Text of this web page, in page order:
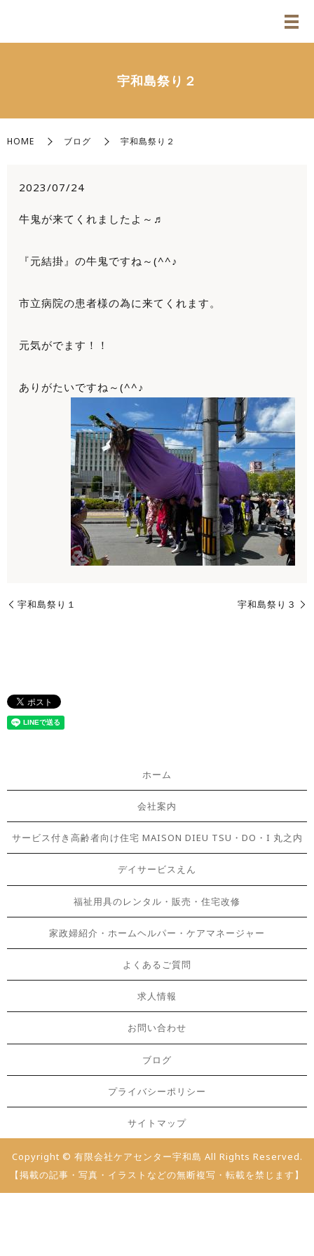
宇和島祭り２
HOME ブログ 宇和島祭り２
2023/07/24
牛鬼が来てくれましたよ～♬
『元結掛』の牛鬼ですね～(^^♪
市立病院の患者様の為に来てくれます。
元気がでます！！
ありがたいですね～(^^♪
宇和島祭り１ 宇和島祭り３
ホーム
会社案内
サービス付き高齢者向け住宅 MAISON DIEU TSU・DO・I 丸之内
デイサービスえん
福祉用具のレンタル・販売・住宅改修
家政婦紹介・ホームヘルパー・ケアマネージャー
よくあるご質問
求人情報
お問い合わせ
ブログ
プライバシーポリシー
サイトマップ
Copyright © 有限会社ケアセンター宇和島 All Rights Reserved.
【掲載の記事・写真・イラストなどの無断複写・転載を禁じます】